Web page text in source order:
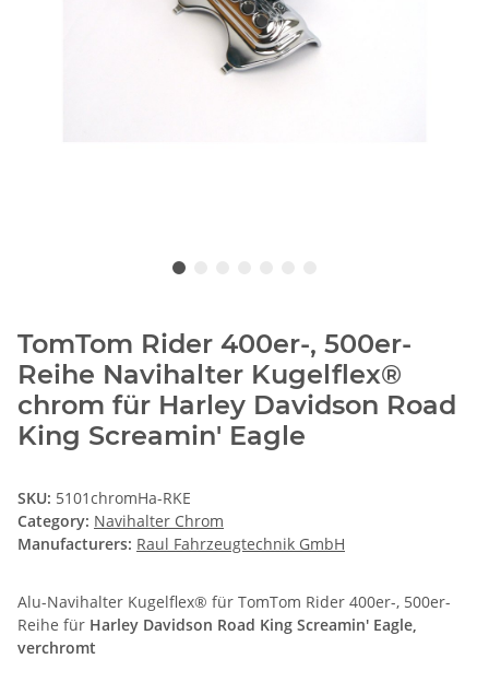
TomTom Rider 400er-, 500er-
Reihe Navihalter Kugelflex®
chrom für Harley Davidson Road
King Screamin' Eagle
SKU: 5101chromHa-RKE
Category: Navihalter Chrom
Manufacturers: Raul Fahrzeugtechnik GmbH
Alu-Navihalter Kugelflex® für TomTom Rider 400er-, 500er-
Reihe für Harley Davidson Road King Screamin' Eagle,
verchromt